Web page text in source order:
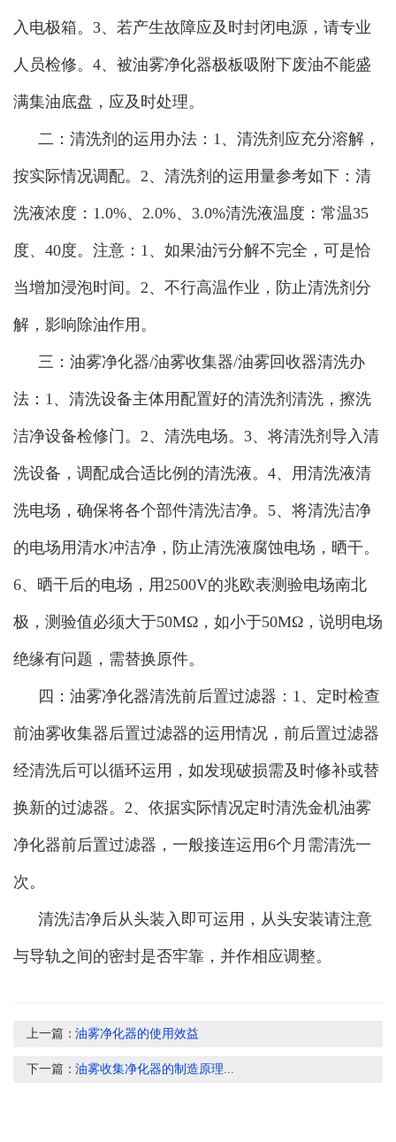
入电极箱。3、若产生故障应及时封闭电源，请专业
人员检修。4、被油雾净化器极板吸附下废油不能盛
满集油底盘，应及时处理。
二：清洗剂的运用办法：1、清洗剂应充分溶解，
按实际情况调配。2、清洗剂的运用量参考如下：清
洗液浓度：1.0%、2.0%、3.0%清洗液温度：常温35
度、40度。注意：1、如果油污分解不完全，可是恰
当增加浸泡时间。2、不行高温作业，防止清洗剂分
解，影响除油作用。
三：油雾净化器/油雾收集器/油雾回收器清洗办
法：1、清洗设备主体用配置好的清洗剂清洗，擦洗
洁净设备检修门。2、清洗电场。3、将清洗剂导入清
洗设备，调配成合适比例的清洗液。4、用清洗液清
洗电场，确保将各个部件清洗洁净。5、将清洗洁净
的电场用清水冲洁净，防止清洗液腐蚀电场，晒干。
6、晒干后的电场，用2500V的兆欧表测验电场南北
极，测验值必须大于50MΩ，如小于50MΩ，说明电场
绝缘有问题，需替换原件。
四：油雾净化器清洗前后置过滤器：1、定时检查
前油雾收集器后置过滤器的运用情况，前后置过滤器
经清洗后可以循环运用，如发现破损需及时修补或替
换新的过滤器。2、依据实际情况定时清洗金机油雾
净化器前后置过滤器，一般接连运用6个月需清洗一
次。
清洗洁净后从头装入即可运用，从头安装请注意
与导轨之间的密封是否牢靠，并作相应调整。
上一篇：油雾净化器的使用效益
下一篇：油雾收集净化器的制造原理...